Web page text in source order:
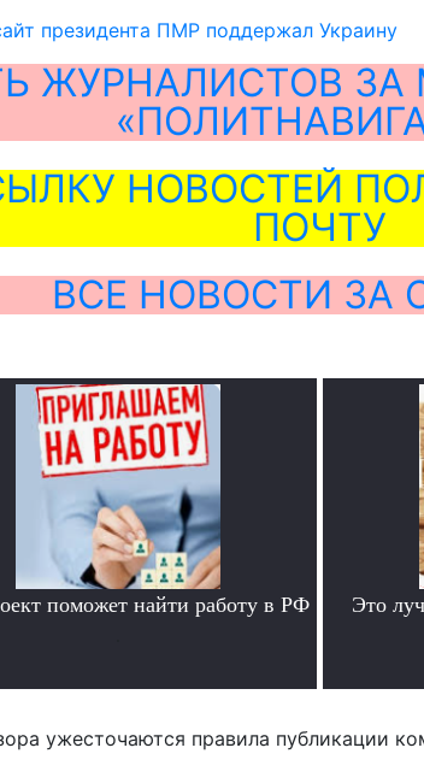
президента ПМР поддержал Украину
ЖУРНАЛИСТОВ
НОВОСТЕЙ
ПОЧТУ
ВСЕ НОВОСТИ ЗА
поможет найти работу в РФ
Это
ужесточаются правила публикации